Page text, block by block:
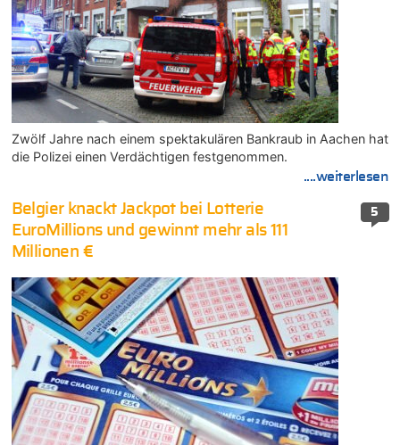
Zwölf Jahre nach einem spektakulären Bankraub in Aachen hat
die Polizei einen Verdächtigen festgenommen.
....weiterlesen
5
Belgier knackt Jackpot bei Lotterie
EuroMillions und gewinnt mehr als 111
Millionen €